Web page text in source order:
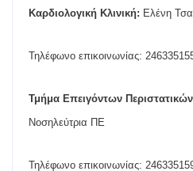
Καρδιολογική Κλινική: Ελένη
Τηλέφωνο επικοινωνίας:
Τμήμα Επειγόντων
Νοσηλεύτρια ΠΕ
Τηλέφωνο επικοινωνίας: